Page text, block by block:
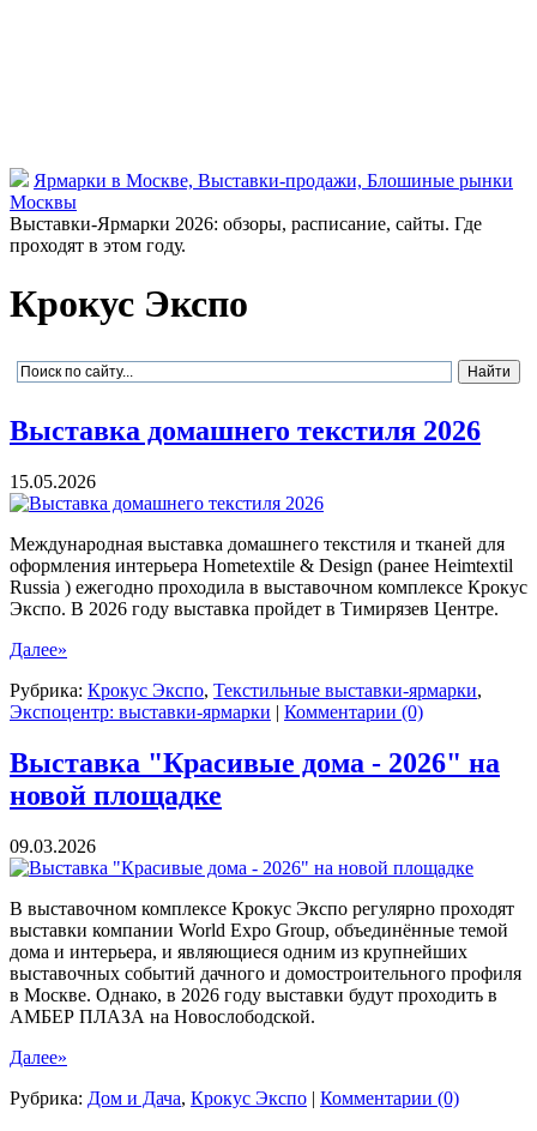
Ярмарки в Москве, Выставки-продажи, Блошиные рынки
Москвы
Выставки-Ярмарки 2026: обзоры, расписание, сайты. Где
проходят в этом году.
Крокус Экспо
Выставка домашнего текстиля 2026
15.05.2026
Международная выставка домашнего текстиля и тканей для
оформления интерьера Hometextile & Design (ранее Heimtextil
Russia ) ежегодно проходила в выставочном комплексе Крокус
Экспо. В 2026 году выставка пройдет в Тимирязев Центре.
Далее»
Рубрика: Крокус Экспо, Текстильные выставки-ярмарки,
Экспоцентр: выставки-ярмарки | Комментарии (0)
Выставка "Красивые дома - 2026" на
новой площадке
09.03.2026
В выставочном комплексе Крокус Экспо регулярно проходят
выставки компании World Expo Group, объединённые темой
дома и интерьера, и являющиеся одним из крупнейших
выставочных событий дачного и домостроительного профиля
в Москве. Однако, в 2026 году выставки будут проходить в
АМБЕР ПЛАЗА на Новослободской.
Далее»
Рубрика: Дом и Дача, Крокус Экспо | Комментарии (0)